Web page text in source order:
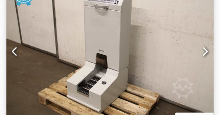
Tanque de água limpa: 50 litros Tanque de água suja: 50
litros Nível de ruído: 66 dBa Capacidade de subida: 2%
Tensão da bateria: 24 Volts, 100 Ah - Carregador de bateria
24 V - Bateria 24 V, 100 Ah - uma escova de limpeza - dois
tanques separados - sem tração, o equipamento é
empurrado manualmente ou move-se pelo acionamento
das escovas Codjzcxmgopfx Ad Ssha Comprimento da
máquina: 1200 mm Largura da máquina: 510 mm Largura
do bico de sucção: 850 mm Altura da máquina: 1350 mm
Peso em vazio: 160 kg Novo – embalagem original – sem
uso, proveniente de estoque